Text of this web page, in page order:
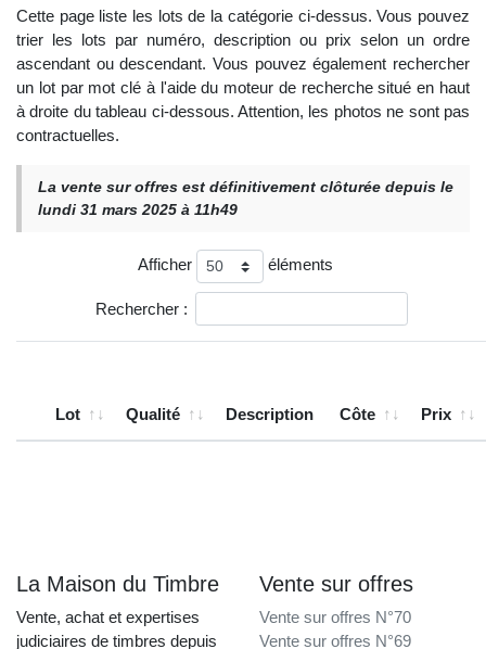
Cette page liste les lots de la catégorie ci-dessus. Vous pouvez
trier les lots par numéro, description ou prix selon un ordre
ascendant ou descendant. Vous pouvez également rechercher
un lot par mot clé à l'aide du moteur de recherche situé en haut
à droite du tableau ci-dessous. Attention, les photos ne sont pas
contractuelles.
La vente sur offres est définitivement clôturée depuis le
lundi 31 mars 2025 à 11h49
Afficher éléments
Rechercher :
Lot Qualité Description Côte Prix
La Maison du Timbre
Vente, achat et expertises
judiciaires de timbres depuis
Vente sur offres
Vente sur offres N°70
Vente sur offres N°69